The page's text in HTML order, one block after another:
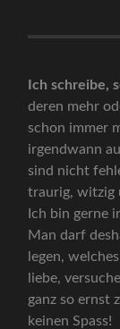
Ich schreibe,
deren mehr
schon immer
irgendwann
sind nicht
traurig, witzig
Ich bin gerne
Man darf
legen,
liebe,
ganz so ernst
keinen Spass!